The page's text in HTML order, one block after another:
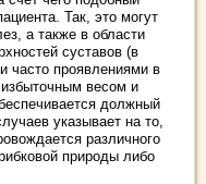
Так, это могут
а также в области
суставов (в
часто проявлениями в
весом и
должный
указывает на то,
различного
природы либо